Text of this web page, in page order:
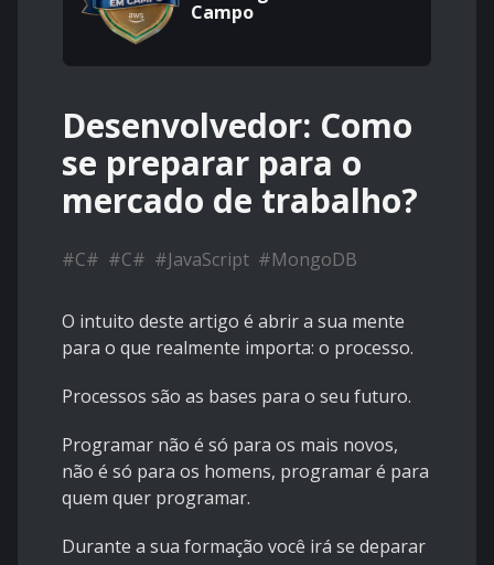
Campo
Desenvolvedor: Como
se preparar para o
mercado de trabalho?
#C# #C# #JavaScript #MongoDB
O intuito deste artigo é abrir a sua mente
para o que realmente importa: o processo.
Processos são as bases para o seu futuro.
Programar não é só para os mais novos,
não é só para os homens, programar é para
quem quer programar.
Durante a sua formação você irá se deparar